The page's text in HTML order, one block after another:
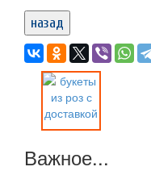
назад
Важное...